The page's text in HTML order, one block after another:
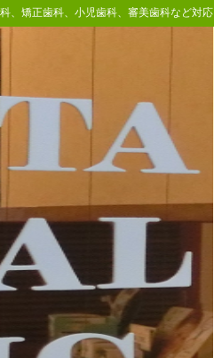
、矯正歯科、小児歯科、審美歯科など対応